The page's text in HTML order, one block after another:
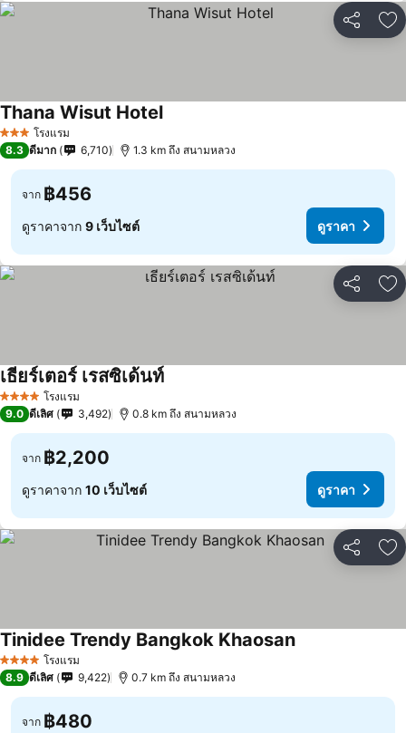
แชร์ เ
3 ดาว โรงแรม
Thana Wisut Hotel
8.3 ดีมาก 6,710 1.3 km ถึง สนามหลวง
จาก ฿456
ดูราคาจาก 9 เว็บไซต์ ดูราคา
แชร์ เ
4 ดาว โรงแรม
เธียร์เตอร์ เรสซิเด้นท์
9.0 ดีเลิศ 3,492 0.8 km ถึง สนามหลวง
จาก ฿2,200
ดูราคาจาก 10 เว็บไซต์ ดูราคา
แชร์ เ
4 ดาว โรงแรม
Tinidee Trendy Bangkok Khaosan
8.9 ดีเลิศ 9,422 0.7 km ถึง สนามหลวง
จาก ฿480